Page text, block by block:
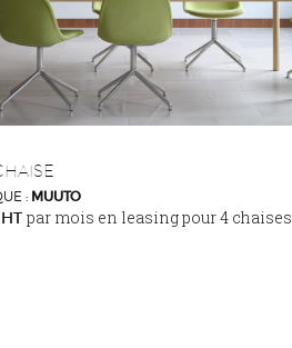
: MUUTO
par mois en leasing pour 4 chaises